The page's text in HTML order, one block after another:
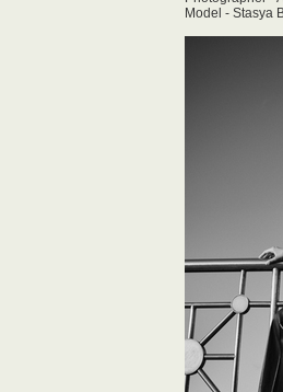
Model - Stasya